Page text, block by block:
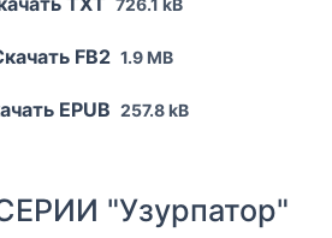
FB2 1.9 MB
EPUB 257.8 kB
"Узурпатор"